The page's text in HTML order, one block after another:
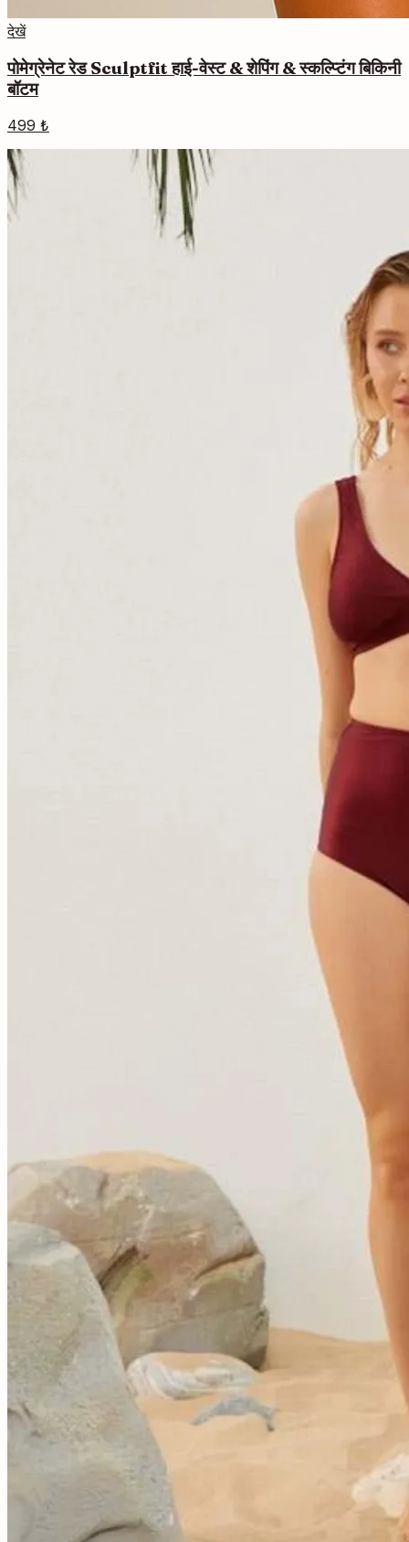
देखें
पोमेग्रेनेट रेड Sculptfit हाई-वेस्ट & शेपिंग & स्कल्प्टिंग बिकिनी
बॉटम
499 ₺